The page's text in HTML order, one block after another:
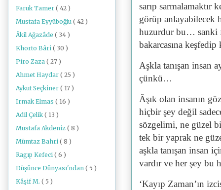
sarıp sarmalamaktır
görüp anlayabilecek
huzurdur bu… sanki
bakarcasına
Aşkla tanışan insan
çünkü…
Âşık olan insanın
hiçbir şey değil
sözgelimi, ne güzel
tek bir yaprak ne
aşkla tanışan insan
vardır ve her şey bu
‘Kayıp Zaman’ın
Faruk Tamer ( 42 )
Mustafa Eyyüboğlu ( 42 )
Âkil Ağazâde ( 34 )
Khorto Bâri ( 30 )
Piro Zaza ( 27 )
Ahmet Haydar ( 25 )
Aykut Seçkiner ( 17 )
Irmak Elmas ( 16 )
Adil Çelik ( 13 )
Mustafa Akdeniz ( 8 )
Mümtaz Bahri ( 8 )
Ragıp Kefeci ( 6 )
Düşünce Dünyası'ndan ( 5 )
Kâşif M. ( 5 )